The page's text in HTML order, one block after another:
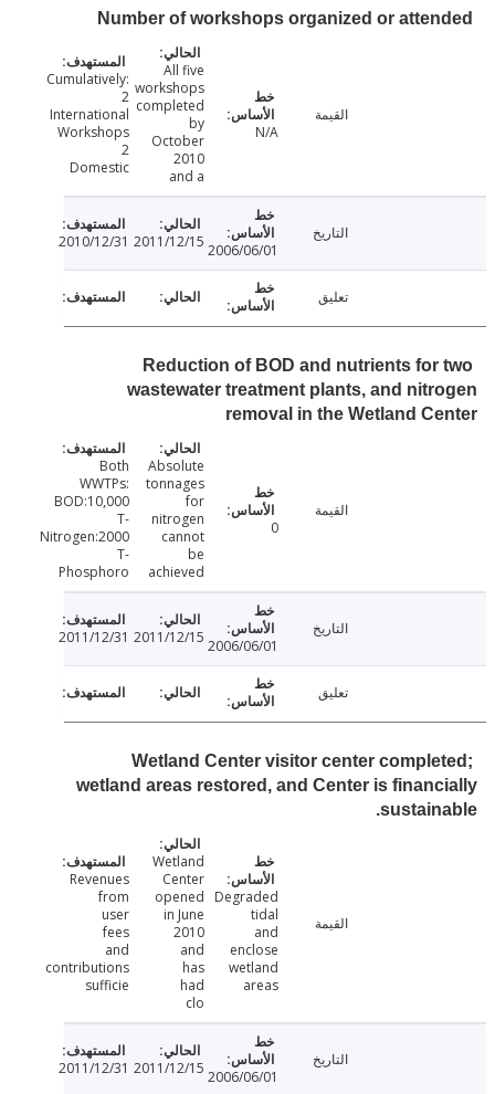
Number of workshops organized or
workshops
completed
by
October
Cumulatively:
2
International
Workshops
2
Domestic
2006/06/01
2011/12/15
2010/12/31
Reduction of BOD and nutrients
wastewater treatment plants, and
removal in the Wetland
Absolute
tonnages
for
nitrogen
achieved
Both
WWTPs:
BOD:10,000
T-
Nitrogen:2000
Phosphoro
2006/06/01
2011/12/15
2011/12/31
Wetland Center visitor center
wetland areas restored, and Center is
Degraded
and
Wetland
Center
opened
in June
2010
and
has
had
Revenues
from
user
fees
and
contributions
sufficie
2006/06/01
2011/12/15
2011/12/31